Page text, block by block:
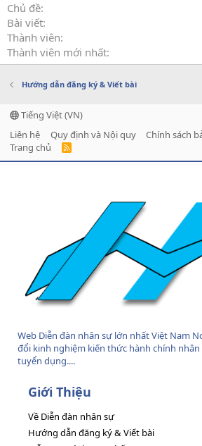
Chủ đề
Bài viết
Thành viên
Thành viên mới nhất
Hướng dẫn đăng ký & Viết bài
Tiếng Việt (VN)
Liên hệ
Quy định và Nội quy Chính sách
Trang chủ
R
Web Diễn đàn nhân sự lớn nhất Việt Nam
đổi kinh nghiệm kiến thức hành chính nhân
tuyển dụng....
Giới Thiệu
Về Diễn đàn nhân sự
Hướng dẫn đăng ký & Viết bài